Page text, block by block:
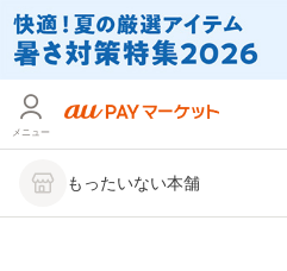
メニュー
もったいない本舗